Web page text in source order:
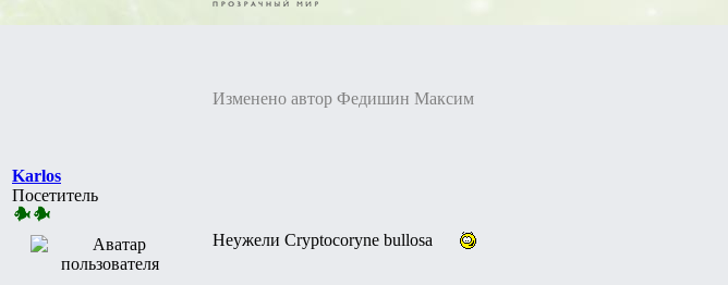
Изменено автор Федишин Максим
Karlos
Посетитель
Неужели Cryptocoryne bullosa